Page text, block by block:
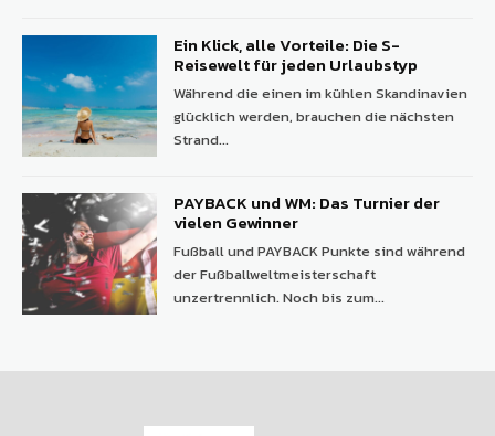
Ein Klick, alle Vorteile: Die S-
Reisewelt für jeden Urlaubstyp
Während die einen im kühlen Skandinavien
glücklich werden, brauchen die nächsten
Strand...
PAYBACK und WM: Das Turnier der
vielen Gewinner
Fußball und PAYBACK Punkte sind während
der Fußballweltmeisterschaft
unzertrennlich. Noch bis zum...